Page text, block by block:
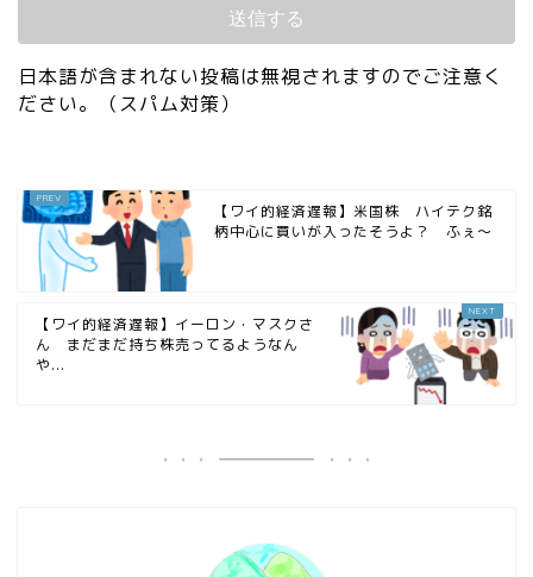
日本語が含まれない投稿は無視されますのでご注意く
ださい。（スパム対策）
【ワイ的経済遅報】米国株 ハイテク銘
柄中心に買いが入ったそうよ？ ふぇ〜
【ワイ的経済遅報】イーロン・マスクさ
ん まだまだ持ち株売ってるようなん
や...